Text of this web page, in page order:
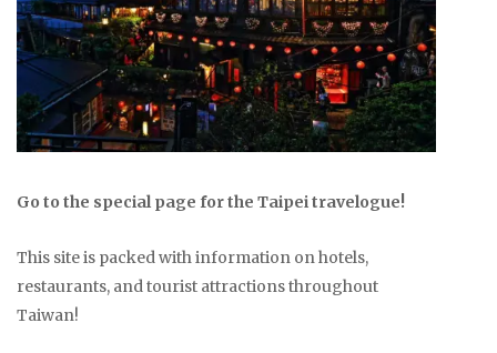
Go to the special page for the Taipei travelogue!
This site is packed with information on hotels,
restaurants, and tourist attractions throughout
Taiwan!